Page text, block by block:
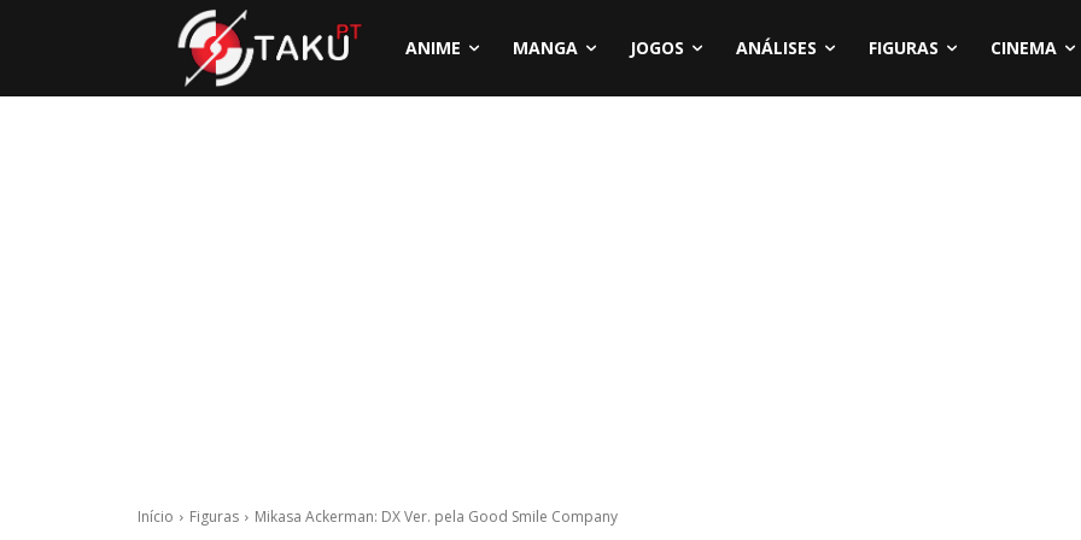
ANIME MANGA JOGOS ANÁLISES FIGURAS CINEMA
Início Figuras Mikasa Ackerman: DX Ver. pela Good Smile Company